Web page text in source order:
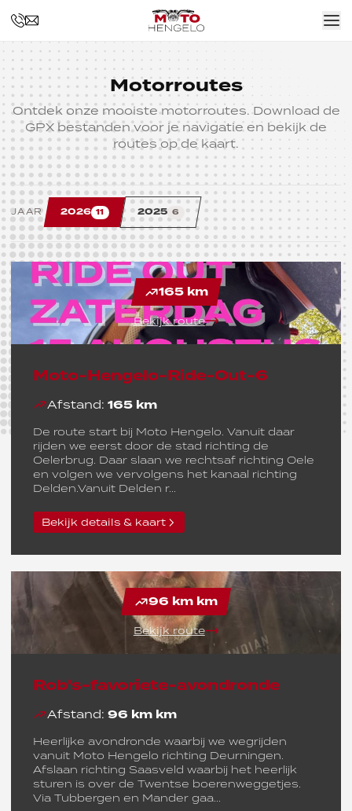
Motorroutes
Ontdek onze mooiste motorroutes. Download de
GPX bestanden voor je navigatie en bekijk de
routes op de kaart.
JAAR 2026 11 2025 6
165 km
Bekijk route
Moto-Hengelo-Ride-Out-6
Afstand: 165 km
De route start bij Moto Hengelo. Vanuit daar
rijden we eerst door de stad richting de
Oelerbrug. Daar slaan we rechtsaf richting Oele
en volgen we vervolgens het kanaal richting
Delden.Vanuit Delden r...
Bekijk details & kaart
96 km km
Bekijk route
Rob's-favoriete-avondronde
Afstand: 96 km km
Heerlijke avondronde waarbij we wegrijden
vanuit Moto Hengelo richting Deurningen.
Afslaan richting Saasveld waarbij het heerlijk
sturen is over de Twentse boerenweggetjes.
Via Tubbergen en Mander gaa...